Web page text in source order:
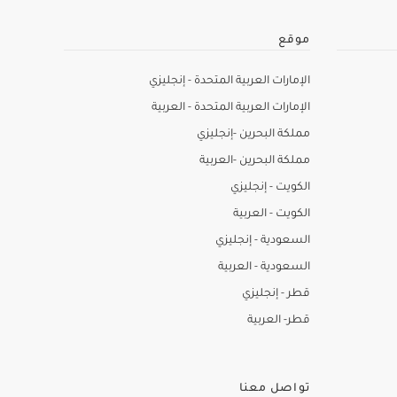
موقع
الإمارات العربية المتحدة - إنجليزي
الإمارات العربية المتحدة - العربية
مملكة البحرين -إنجليزي
مملكة البحرين -العربية
الكويت - إنجليزي
الكويت - العربية
السعودية - إنجليزي
السعودية - العربية
قطر - إنجليزي
قطر- العربية
تواصل معنا